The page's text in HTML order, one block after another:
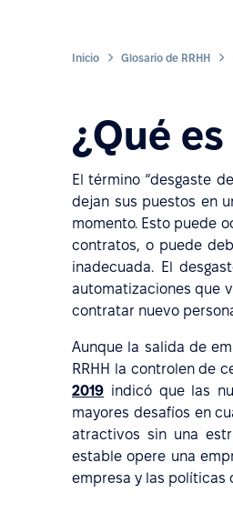
Inicio Glosario de RRHH
¿Qué
El término “desgaste
dejan sus puestos en
momento. Esto puede
contratos, o puede
inadecuada. El
automatizaciones que
contratar nuevo
Aunque la salida de
RRHH la controlen de
2019 indicó que las
mayores desafíos en
atractivos sin una
estable opere una
empresa y las políticas